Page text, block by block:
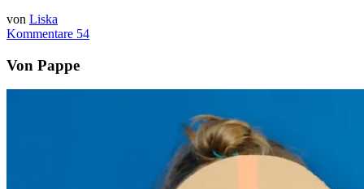
von Liska
Kommentare 54
Von Pappe